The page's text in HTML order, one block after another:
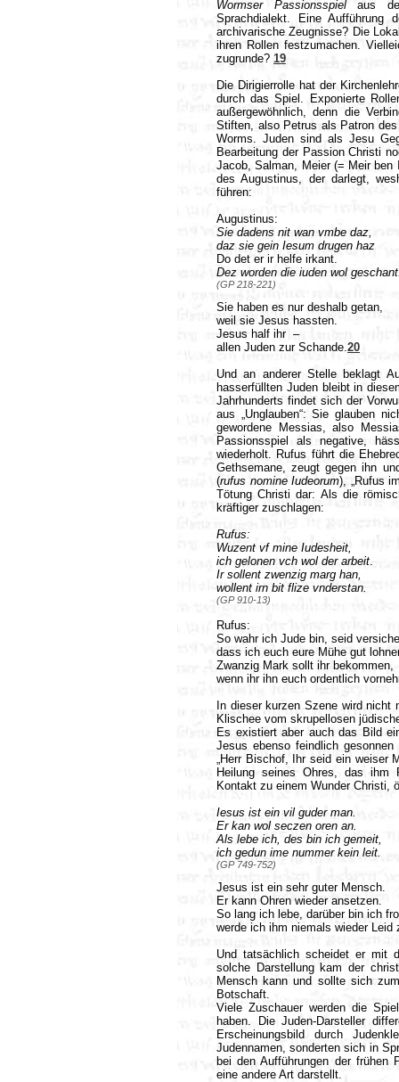
Wormser Passionsspielaus der
Sprachdialekt. Eine
archivarische Zeugnisse? Die
ihren Rollen festzumachen.
zugrunde? 19
Die Dirigierrolle hat der
durch das Spiel. Exponierte
außergewöhnlich, denn die
Stiften, also Petrus als Patron
Worms. Juden sind als Jesu
Bearbeitung der Passion Christi
Jacob, Salman, Meier (= Meir
des Augustinus, der darlegt,
führen:
Augustinus:
Sie dadens nit
daz sie gein Iesum drugen haz
Do det er
Dez worden die iuden wol
(GP 218-221)
Sie haben es nur deshalb getan,
weil sie Jesus hassten.
Jesus half ihr –
allen Juden zur Schande.20
Und an anderer Stelle beklagt
hasserfüllten Juden bleibt in
Jahrhunderts findet sich der
aus „Unglauben“: Sie glauben
gewordene Messias, also
Passionsspiel als negative,
wiederholt. Rufus führt die
Gethsemane, zeugt gegen ihn
(rufus nomine Iudeorum), „Rufus
Tötung Christi dar: Als die
kräftiger zuschlagen:
Rufus:
Wuzent vf mine Iudesheit,
ich gelonen vch wol der arbeit
Ir sollent zwenzig marg han,
wollent irn bit flize vnderstan.
(GP 910-13)
Rufus:
So wahr ich Jude bin, seid
dass ich euch eure Mühe gut
Zwanzig Mark sollt ihr bekommen,
wenn ihr ihn euch ordentlich
In dieser kurzen Szene wird nicht
Klischee vom skrupellosen
Es existiert aber auch das Bild
Jesus ebenso feindlich
„Herr Bischof, Ihr seid ein weiser
Heilung seines Ohres, das ihm
Kontakt zu einem Wunder Christi,
Iesus ist ein vil guder man.
Er kan wol seczen oren an.
Als lebe ich, des bin ich gemeit,
ich gedun ime nummer kein leit.
(GP 749-752)
Jesus ist ein sehr guter Mensch.
Er kann Ohren wieder ansetzen.
So lang ich lebe, darüber bin ich
werde ich ihm niemals wieder Leid
Und tatsächlich scheidet er mit
solche Darstellung kam der
Mensch kann und sollte sich
Botschaft.
Viele Zuschauer werden die
haben. Die Juden-Darsteller
Erscheinungsbild durch
Judennamen, sonderten sich in
bei den Aufführungen der frühen
eine andere Art darstellt.